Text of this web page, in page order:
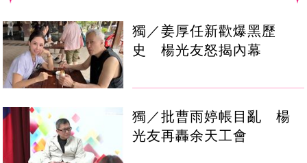
獨／姜厚任新歡爆黑歷
史 楊光友怒揭內幕
獨／批曹雨婷帳目亂 楊
光友再轟余天工會